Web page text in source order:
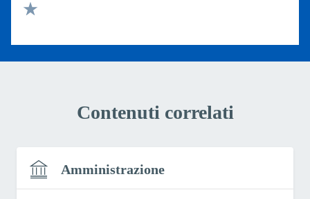
Valuta 2 stelle su 5
Contenuti correlati
Amministrazione